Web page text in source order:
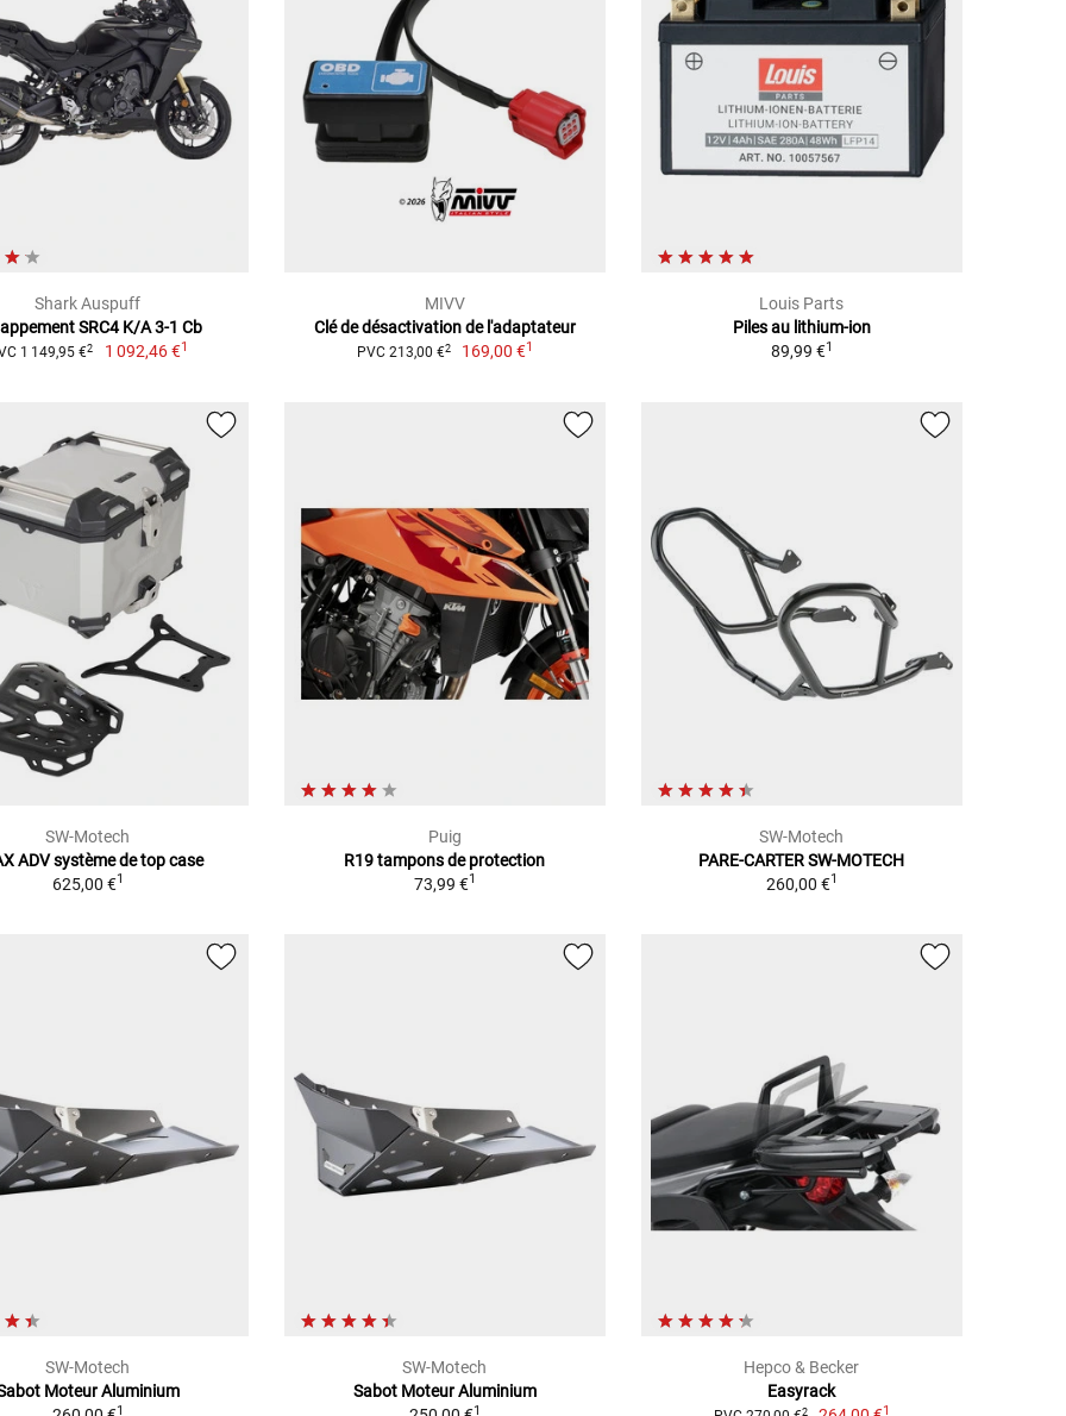
Shark Auspuff
SRC4 K/A 3-1 Cb
1 149,95 €2 1 092,46 €1
MIVV
Clé de désactivation de l'adaptateur
PVC 213,00 €2 169,00 €1
Louis Parts
Piles au lithium-ion
89,99 €1
SW-Motech
ADV système de top case
625,00 €1
Puig
R19 tampons de protection
73,99 €1
SW-Motech
PARE-CARTER SW-MOTECH
260,00 €1
SW-Motech
Moteur Aluminium
1
SW-Motech
Sabot Moteur Aluminium
1
Hepco & Becker
Easyrack
2 1